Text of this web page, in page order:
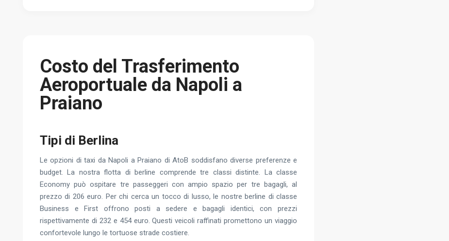
Costo del Trasferimento
Aeroportuale da Napoli a
Praiano
Tipi di Berlina
Le opzioni di taxi da Napoli a Praiano di AtoB soddisfano diverse preferenze e
budget. La nostra flotta di berline comprende tre classi distinte. La classe
Economy può ospitare tre passeggeri con ampio spazio per tre bagagli, al
prezzo di 206 euro. Per chi cerca un tocco di lusso, le nostre berline di classe
Business e First offrono posti a sedere e bagagli identici, con prezzi
rispettivamente di 232 e 454 euro. Questi veicoli raffinati promettono un viaggio
confortevole lungo le tortuose strade costiere.